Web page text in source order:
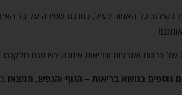
בשילוב כל האמור לעיל, כמו גם שמירה על כל
ברכות ואנרגיות ובריאות איתנה יהיו מנת
נוספים בנושא בריאות – הגוף והנפש, תמצאו